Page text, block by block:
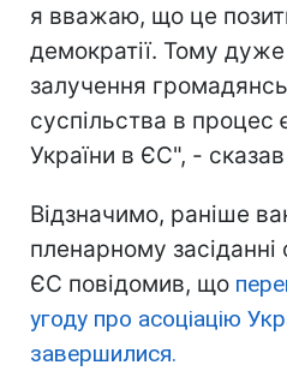
я вважаю, що це
демократії. Тому
залучення
суспільства в процес
України в ЄС", - сказав
Відзначимо, раніше
пленарному засіданні
ЄС повідомив, що
угоду про асоціацію
завершилися.